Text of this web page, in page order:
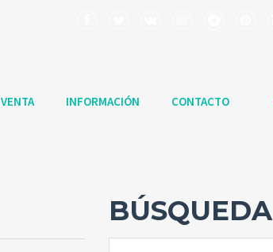
VENTA INFORMACIÓN CONTACTO
BÚSQUEDA